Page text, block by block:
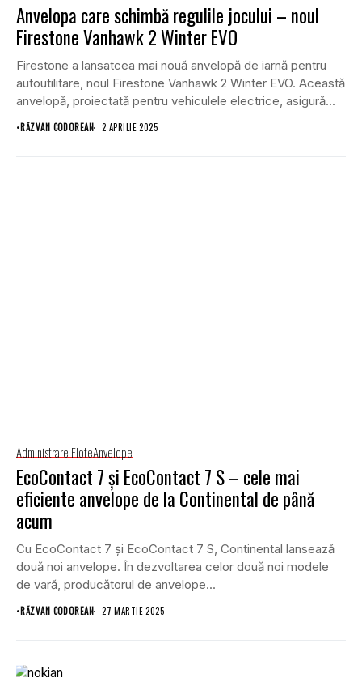
Anvelopa care schimbă regulile jocului – noul
Firestone Vanhawk 2 Winter EVO
Firestone a lansatcea mai nouă anvelopă de iarnă pentru
autoutilitare, noul Firestone Vanhawk 2 Winter EVO. Această
anvelopă, proiectată pentru vehiculele electrice, asigură...
•RĂZVAN CODOREAN 2 APRILIE 2025
Administrare FloteAnvelope
EcoContact 7 și EcoContact 7 S – cele mai
eficiente anvelope de la Continental de până
acum
Cu EcoContact 7 și EcoContact 7 S, Continental lansează
două noi anvelope. În dezvoltarea celor două noi modele
de vară, producătorul de anvelope...
•RĂZVAN CODOREAN 27 MARTIE 2025